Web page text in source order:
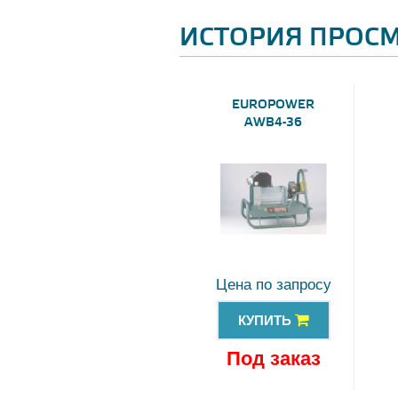
ИСТОРИЯ
EUROPOWER
AWB4-36
Цена по запросу
КУПИТЬ
Под заказ